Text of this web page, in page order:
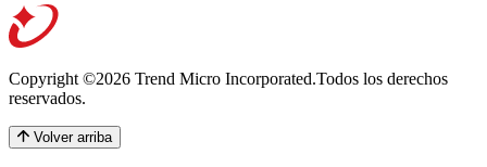
Copyright ©2026 Trend Micro Incorporated.Todos los derechos
reservados.
Volver arriba